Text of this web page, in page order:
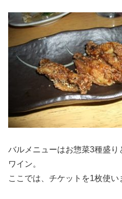
バルメニューはお惣菜3種盛
ワイン。
ここでは、チケットを1枚使い